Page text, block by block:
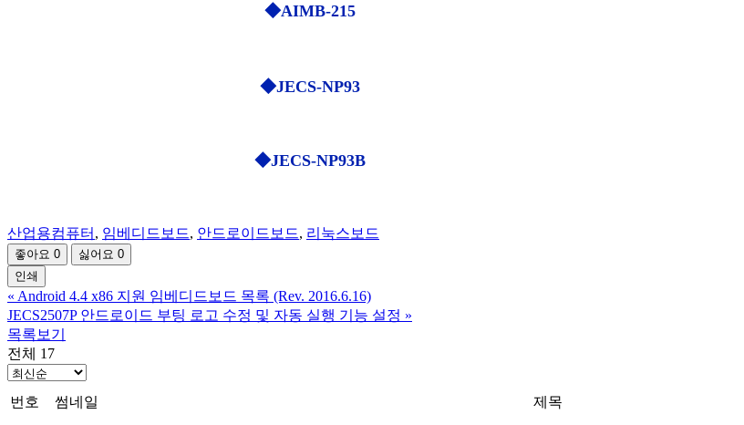
◆AIMB-215
◆JECS-NP93
◆JECS-NP93B
산업용컴퓨터 , 임베디드보드, 안드로이드보드, 리눅스보드
좋아요 0 싫어요 0
인쇄
« Android 4.4 x86 지원 임베디드보드 목록 (Rev. 2016.6.16)
JECS2507P 안드로이드 부팅 로고 수정 및 자동 실행 기능 설정 »
목록보기
전체 17
번호 썸네일 제목